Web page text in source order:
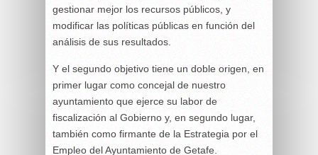
gestionar mejor los recursos públicos, y
modificar las políticas públicas en función del
análisis de sus resultados.
Y el segundo objetivo tiene un doble origen, en
primer lugar como concejal de nuestro
ayuntamiento que ejerce su labor de
fiscalización al Gobierno y, en segundo lugar,
también como firmante de la Estrategia por el
Empleo del Ayuntamiento de Getafe.